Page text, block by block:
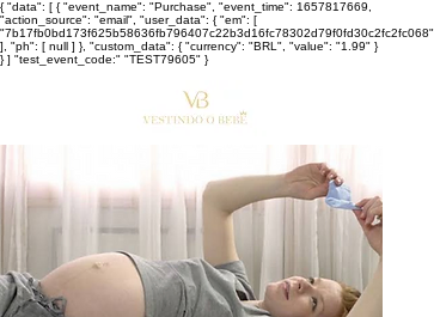
{ "data": [ { "event_name": "Purchase", "event_time": 1657817669,
"action_source": "email", "user_data": { "em": [
"7b17fb0bd173f625b58636fb796407c22b3d16fc78302d79f0fd30c2fc2fc068"
], "ph": [ null ] }, "custom_data": { "currency": "BRL", "value": "1.99" }
} ] "test_event_code:" "TEST79605" }